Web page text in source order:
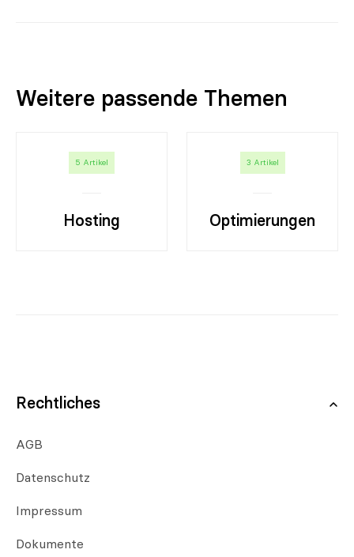
Weitere passende Themen
5 Artikel
Hosting
3 Artikel
Optimierungen
Rechtliches
AGB
Datenschutz
Impressum
Dokumente